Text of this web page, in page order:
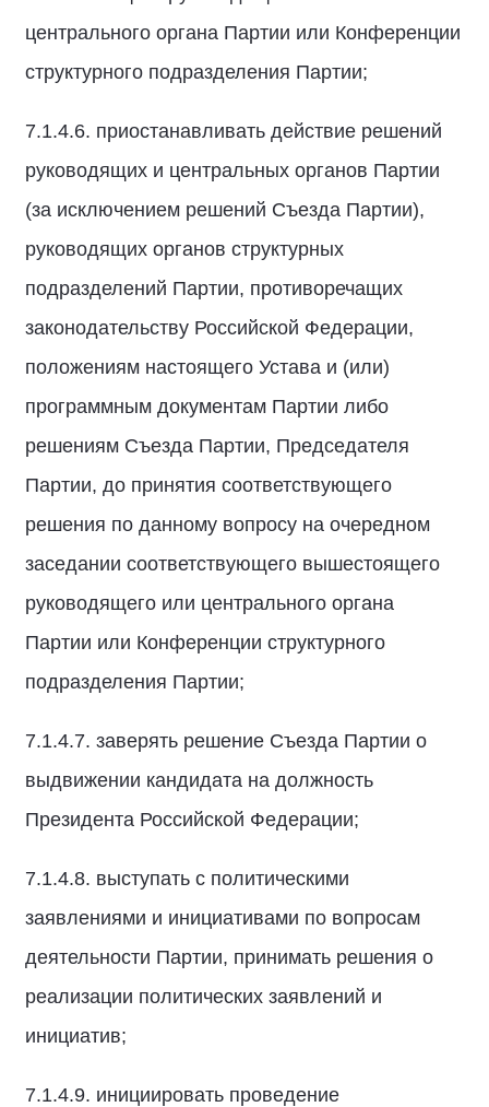
центрального органа Партии или Конференции
структурного подразделения Партии;
7.1.4.6. приостанавливать действие решений
руководящих и центральных органов Партии
(за исключением решений Съезда Партии),
руководящих органов структурных
подразделений Партии, противоречащих
законодательству Российской Федерации,
положениям настоящего Устава и (или)
программным документам Партии либо
решениям Съезда Партии, Председателя
Партии, до принятия соответствующего
решения по данному вопросу на очередном
заседании соответствующего вышестоящего
руководящего или центрального органа
Партии или Конференции структурного
подразделения Партии;
7.1.4.7. заверять решение Съезда Партии о
выдвижении кандидата на должность
Президента Российской Федерации;
7.1.4.8. выступать с политическими
заявлениями и инициативами по вопросам
деятельности Партии, принимать решения о
реализации политических заявлений и
инициатив;
7.1.4.9. инициировать проведение